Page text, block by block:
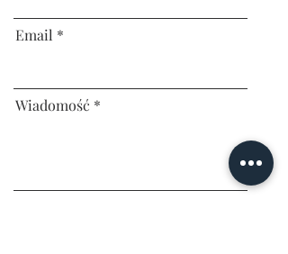
Email
Wiadomość